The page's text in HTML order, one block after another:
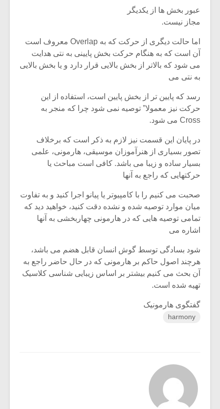
عبور بخش ها از یکدیگر
مجاز نیست.
اما حالت دیگری از حرکت که به Overlap معروف است
آن است که به هنگام حرکت بخش پایینی به نتی هدایت
می شود که بالاتر از بخش بالایی قرار دارد و یا بخش بالایی
به نتی می
رسد که پایین تر از بخش پایین است، استفاده از این
حرکت نیز معمولا” توصیه نمی شود چرا که منجر به
Cross می شود.
در پایان این قسمت نیز لازم به ذکر است که برخلاف
تصور بسیاری از هنرآموزان موسیقی، هارمونی، علمی
بسیار ساده و زیبا می باشد. کافی است مباحث یا
حرکتهایی که راجع به آنها
صحبت می کنیم را با کامپیوتر یا پیانو اجرا کنید و به تفاوت
میان موارد توصیه شده و نشده دقت کنید، خواهید دید که
تمامی توصیه هایی که در هارمونی چهاربخشی به آنها
اشاره می
شود بسادگی توسط گوش انسان قابل هضم می باشد،
هرچند اصول حاکم بر هارمونی که در حال حاضر راجع به
آن بحث می کنیم بیشتر بر اساس زیبایی شناسی کلاسیک
تهیه شده است.
گفتگوی هارمونیک
harmony
مشهورترین باشی،